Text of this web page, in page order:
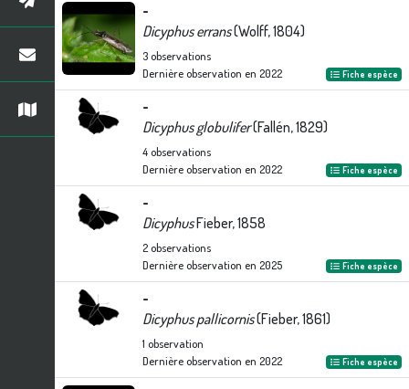
-
Dicyphus errans(Wolff, 1804)
3observations
Dernière observation en 2022 Fiche espèce
-
Dicyphus globulifer(Fallén, 1829)
4observations
Dernière observation en 2022 Fiche espèce
-
DicyphusFieber, 1858
2observations
Dernière observation en 2025 Fiche espèce
-
Dicyphus pallicornis(Fieber, 1861)
1 observation
Dernière observation en 2022 Fiche espèce